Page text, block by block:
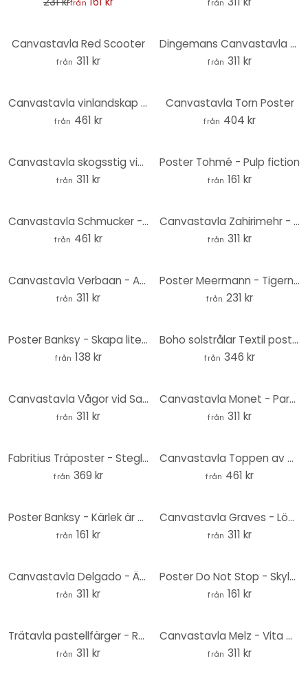
från från
Canvastavla Red Scooter
från 311 kr
Dingemans Canvastavla - Dimma i höstskogen
från 311 kr
Canvastavla vinlandskap - Panorama
från 461 kr
Canvastavla Torn Poster
från 404 kr
Canvastavla skogsstig vid floden
från 311 kr
Poster Tohmé - Pulp fiction
från 161 kr
Canvastavla Schmucker - Solljus - Panorama
från 461 kr
Canvastavla Zahirimehr - Berättelsen om en vattendroppe - Vattendroppar
från 311 kr
Canvastavla Verbaan - Ansikte som en melodi
från 311 kr
Poster Meermann - Tigern - Runda
från 231 kr
Poster Banksy - Skapa lite trubbel
från 138 kr
Boho solstrålar Textil poster - Manovski
från 346 kr
Canvastavla Vågor vid Sandy Bay - Hobday
från 311 kr
Canvastavla Monet - Parken Monceau
från 311 kr
Fabritius Träposter - Steglitsan
från 369 kr
Canvastavla Toppen av Mont Blanc - Nienartowicz - Panorama
från 461 kr
Poster Banksy - Kärlek är svaret
från 161 kr
Canvastavla Graves - Lömsk katt
från 311 kr
Canvastavla Delgado - Ängens magi
från 311 kr
Poster Do Not Stop - Skylt framför turkosblå himmel - CosmoZach
från 161 kr
Trätavla pastellfärger - Rund
från 311 kr
Canvastavla Melz - Vita maskrosor
från 311 kr